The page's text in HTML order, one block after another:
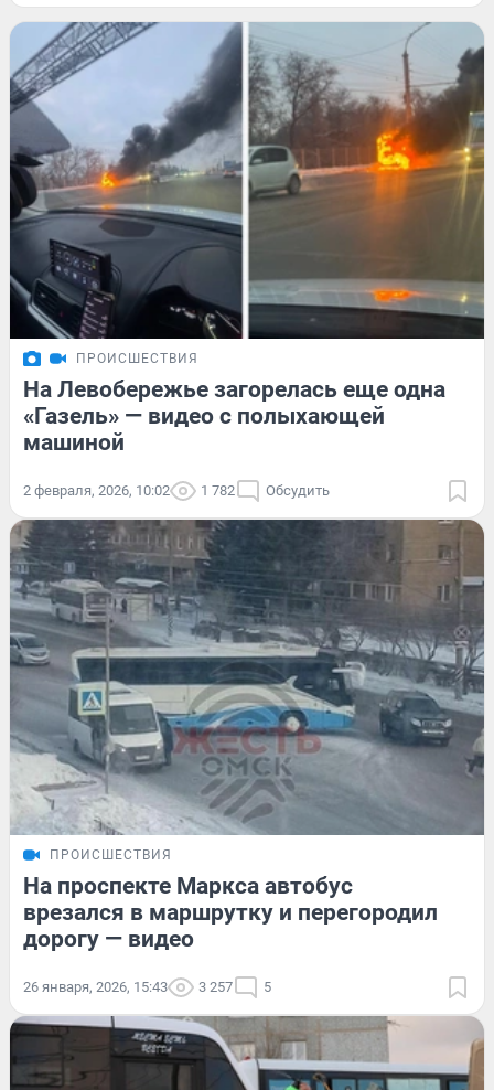
ПРОИСШЕСТВИЯ
На Левобережье загорелась еще одна
«Газель» — видео с полыхающей
машиной
2 февраля, 2026, 10:02 1 782 Обсудить
ПРОИСШЕСТВИЯ
На проспекте Маркса автобус
врезался в маршрутку и перегородил
дорогу — видео
26 января, 2026, 15:43 3 257 5